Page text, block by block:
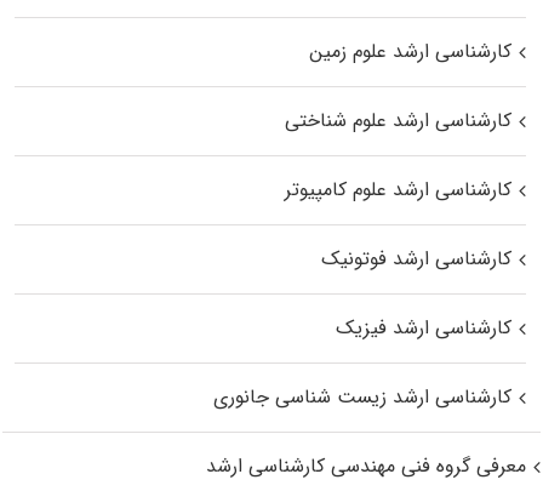
کارشناسی ارشد علوم زمین
کارشناسی ارشد علوم شناختی
کارشناسی ارشد علوم کامپیوتر
کارشناسی ارشد فوتونیک
کارشناسی ارشد فیزیک
کارشناسی ارشد زیست‌ شناسی جانوری
معرفی گروه فنی مهندسی کارشناسی ارشد